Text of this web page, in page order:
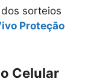
sorteios
Proteção
Celular